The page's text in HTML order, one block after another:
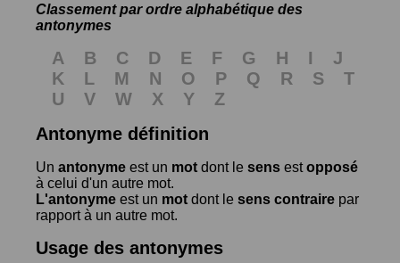
Classement par ordre alphabétique des
antonymes
A B C D E F G H I
J
K
L M N O P Q R S
T
U
V W X Y
Z
Antonyme définition
Un antonyme est un mot dont le sens estopposé
à celui d'un autre mot.
L'antonyme est un mot dont le sens contraire par
rapport à un autre mot.
Usage des antonymes